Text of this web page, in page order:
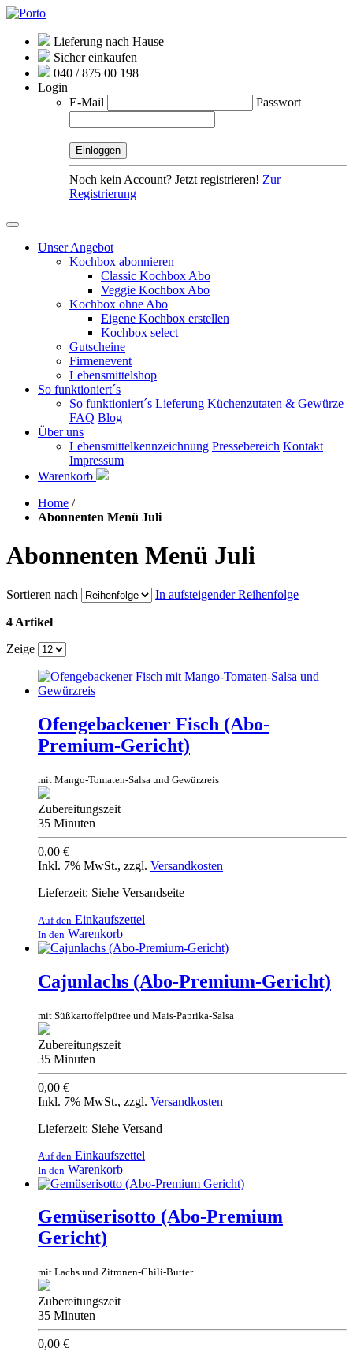
Lieferung nach Hause
Sicher einkaufen
040 / 875 00 198
Login
E-Mail
Passwort
Noch kein Account? Jetzt registrieren! Zur
Registrierung
Unser Angebot
Kochbox abonnieren
Classic Kochbox Abo
Veggie Kochbox Abo
Kochbox ohne Abo
Eigene Kochbox erstellen
Kochbox select
Gutscheine
Firmenevent
Lebensmittelshop
So funktioniert´s
So funktioniert´s Lieferung Küchenzutaten & Gewürze
FAQ Blog
Über uns
Lebensmittelkennzeichnung Pressebereich Kontakt
Impressum
Warenkorb
Home /
Abonnenten Menü Juli
Abonnenten Menü Juli
Sortieren nach In aufsteigender Reihenfolge
4 Artikel
Zeige
Ofengebackener Fisch (Abo-
Premium-Gericht)
mit Mango-Tomaten-Salsa und Gewürzreis
Zubereitungszeit
35 Minuten
0,00 €
Inkl. 7% MwSt., zzgl. Versandkosten
Lieferzeit: Siehe Versandseite
Auf den Einkaufszettel
In den Warenkorb
Cajunlachs (Abo-Premium-Gericht)
mit Süßkartoffelpüree und Mais-Paprika-Salsa
Zubereitungszeit
35 Minuten
0,00 €
Inkl. 7% MwSt., zzgl. Versandkosten
Lieferzeit: Siehe Versand
Auf den Einkaufszettel
In den Warenkorb
Gemüserisotto (Abo-Premium
Gericht)
mit Lachs und Zitronen-Chili-Butter
Zubereitungszeit
35 Minuten
0,00 €